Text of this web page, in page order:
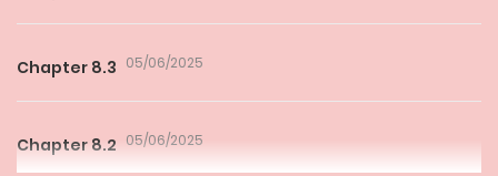
Chapter 8.3 05/06/2025
Chapter 8.2 05/06/2025